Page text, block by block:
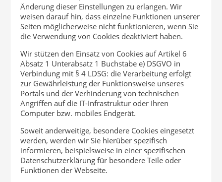
Änderung dieser Einstellungen zu erlangen. Wir
weisen darauf hin, dass einzelne Funktionen unserer
Seiten möglicherweise nicht funktionieren, wenn Sie
die Verwendung von Cookies deaktiviert haben.
Wir stützen den Einsatz von Cookies auf Artikel 6
Absatz 1 Unterabsatz 1 Buchstabe e) DSGVO in
Verbindung mit § 4 LDSG: die Verarbeitung erfolgt
zur Gewährleistung der Funktionsweise unseres
Portals und der Verhinderung von technischen
Angriffen auf die IT-Infrastruktur oder Ihren
Computer bzw. mobiles Endgerät.
Soweit anderweitige, besondere Cookies eingesetzt
werden, werden wir Sie hierüber spezifisch
informieren, beispielsweise in einer spezifischen
Datenschutzerklärung für besondere Teile oder
Funktionen der Webseite.